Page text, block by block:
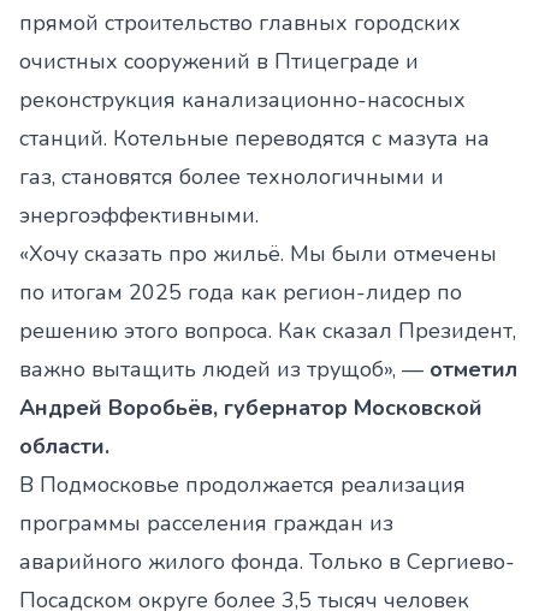
прямой строительство главных городских
очистных сооружений в Птицеграде и
реконструкция канализационно-насосных
станций. Котельные переводятся с мазута на
газ, становятся более технологичными и
энергоэффективными.
«Хочу сказать про жильё. Мы были отмечены
по итогам 2025 года как регион-лидер по
решению этого вопроса. Как сказал Президент,
важно вытащить людей из трущоб», — отметил
Андрей Воробьёв, губернатор Московской
области.
В Подмосковье продолжается реализация
программы расселения граждан из
аварийного жилого фонда. Только в Сергиево-
Посадском округе более 3,5 тысяч человек